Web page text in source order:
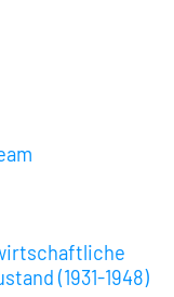
(1931-1948)